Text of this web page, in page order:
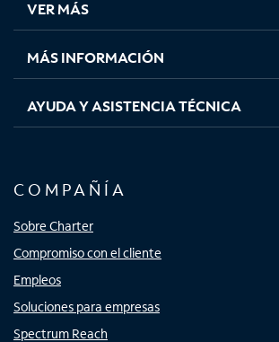
pestaña
nueva
pestaña
nueva
pestaña
nuevanueva
VER MÁS
MÁS INFORMACIÓN
AYUDA Y ASISTENCIA TÉCNICA
COMPAÑÍA
Sobre Charter
Compromiso con el cliente
Empleos
Soluciones para empresas
Spectrum Reach